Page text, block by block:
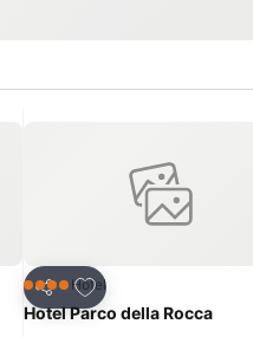
Partager
Ajouter à mes favoris
4 ÉtoilesHôtel
Hotel Parco della Rocca